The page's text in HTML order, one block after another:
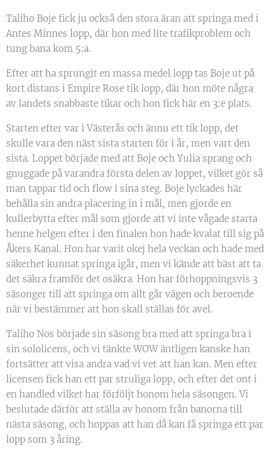
Taliho Boje fick ju också den stora äran att springa med i
Antes Minnes lopp, där hon med lite trafikproblem och
tung bana kom 5:a.
Efter att ha sprungit en massa medel lopp tas Boje ut på
kort distans i Empire Rose tik lopp, där hon möte några
av landets snabbaste tikar och hon fick här en 3:e plats.
Starten efter var i Västerås och ännu ett tik lopp, det
skulle vara den näst sista starten för i år, men vart den
sista. Loppet började med att Boje och Yulia sprang och
gnuggade på varandra första delen av loppet, vilket gör så
man tappar tid och flow i sina steg. Boje lyckades här
behålla sin andra placering in i mål, men gjorde en
kullerbytta efter mål som gjorde att vi inte vågade starta
henne helgen efter i den finalen hon hade kvalat till sig på
Åkers Kanal. Hon har varit okej hela veckan och hade med
säkerhet kunnat springa igår, men vi kände att bäst att ta
det säkra framför det osäkra. Hon har förhoppningsvis 3
säsonger till att springa om allt går vägen och beroende
när vi bestämmer att hon skall ställas för avel.
Taliho Nos började sin säsong bra med att springa bra i
sin sololicens, och vi tänkte WOW äntligen kanske han
fortsätter att visa andra vad vi vet att han kan. Men efter
licensen fick han ett par struliga lopp, och efter det ont i
en handled vilket har förföljt honom hela säsongen. Vi
beslutade därför att ställa av honom från banorna till
nästa säsong, och hoppas att han då kan få springa ett par
lopp som 3 åring.